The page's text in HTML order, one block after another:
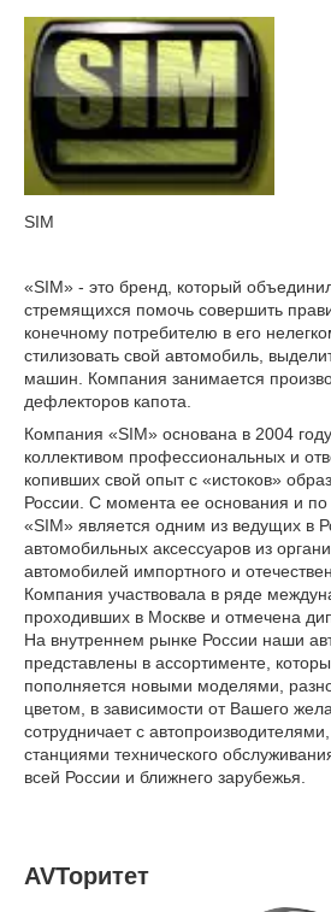
SIM
«SIM» - это бренд, который
стремящихся помочь совершить
конечному потребителю в его
стилизовать свой автомобиль,
машин. Компания занимается
дефлекторов капота.
Компания «SIM» основана в 2004
коллективом профессиональных и
копивших свой опыт с «истоков»
России. С момента ее основания и
«SIM» является одним из ведущих в
автомобильных аксессуаров из
автомобилей импортного и
Компания участвовала в ряде
проходивших в Москве и отмечена
На внутреннем рынке России наши
представлены в ассортименте,
пополняется новыми моделями,
цветом, в зависимости от Вашего
сотрудничает с
станциями технического
всей России и ближнего зарубежья.
AVТоритет